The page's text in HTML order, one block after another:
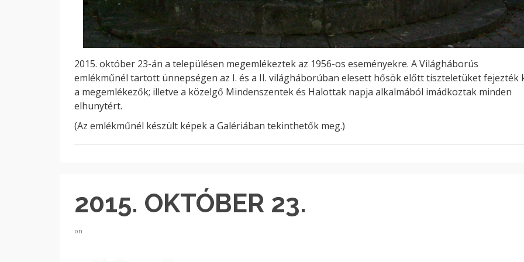
2015. október 23-án a településen megemlékeztek az 1956-os eseményekre. A Világháborús
emlékműnél tartott ünnepségen az I. és a II. világháborúban elesett hősök előtt tiszteletüket fejezték
a megemlékezők; illetve a közelgő Mindenszentek és Halottak napja alkalmából imádkoztak minden
elhunytért.
(Az emlékműnél készült képek a Galériában tekinthetők meg.)
2015. OKTÓBER 23.
on